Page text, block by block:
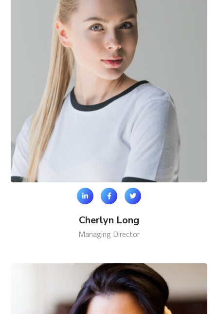
Cherlyn Long
Managing Director